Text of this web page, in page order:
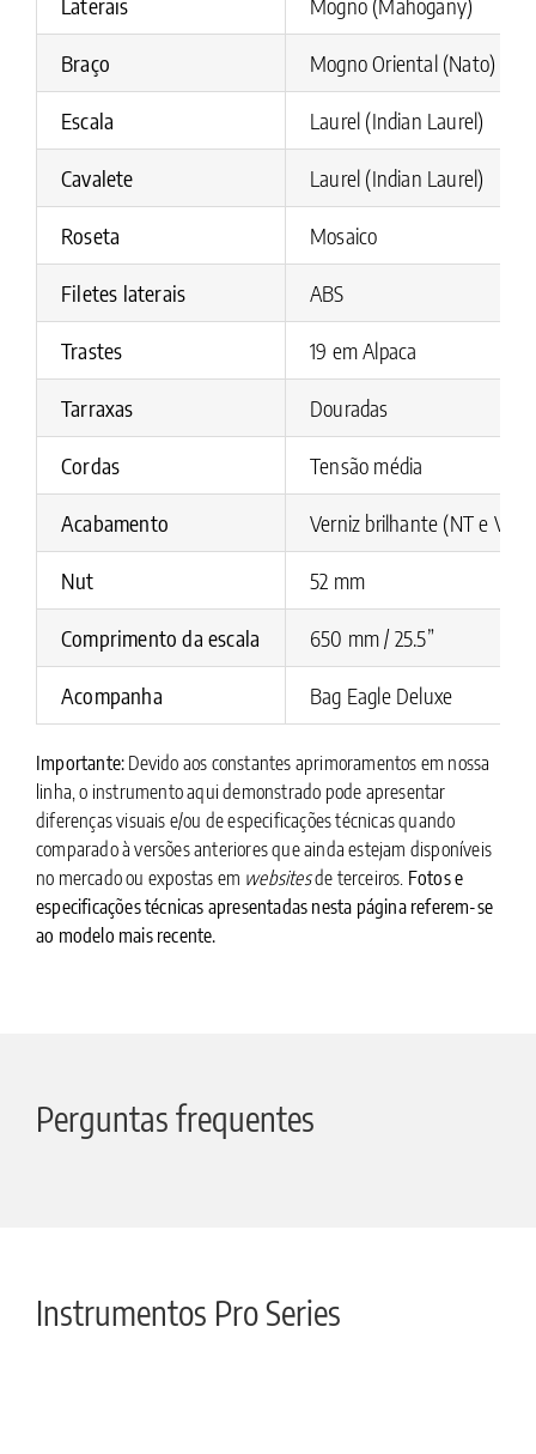
Laterais Mogno (Mahogany)
Braço Mogno Oriental (Nato)
Escala Laurel (Indian Laurel)
Cavalete Laurel (Indian Laurel)
Roseta Mosaico
Filetes laterais ABS
Trastes 19 em Alpaca
Tarraxas Douradas
Cordas Tensão média
Acabamento Verniz brilhante (NT e VG)
Nut 52 mm
Comprimento da escala 650 mm / 25.5”
Acompanha Bag Eagle Deluxe
Importante: Devido aos constantes aprimoramentos em nossa
linha, o instrumento aqui demonstrado pode apresentar
diferenças visuais e/ou de especificações técnicas quando
comparado à versões anteriores que ainda estejam disponíveis
no mercado ou expostas em websitesde terceiros. Fotos e
especificações técnicas apresentadas nesta página referem-se
ao modelo mais recente.
Perguntas frequentes
Instrumentos Pro Series